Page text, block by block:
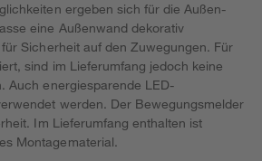
ergeben sich für die Außen-
eine Außenwand dekorativ
Sicherheit auf den Zuwegungen. Für
sind im Lieferumfang jedoch keine
Auch energiesparende LED-
werden. Der Bewegungsmelder
Im Lieferumfang enthalten ist
Montagematerial.